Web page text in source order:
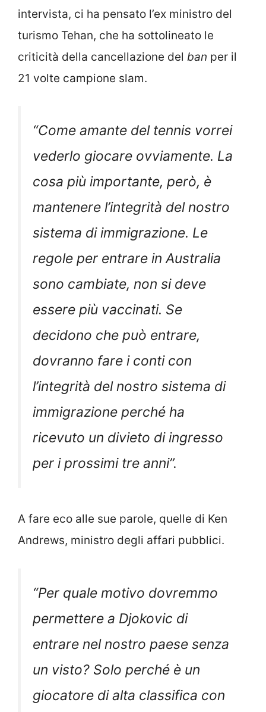
intervista, ci ha pensato l’ex ministro del
turismo Tehan, che ha sottolineato le
criticità della cancellazione del ban per il
21 volte campione slam.
“Come amante del tennis vorrei
vederlo giocare ovviamente. La
cosa più importante, però, è
mantenere l’integrità del nostro
sistema di immigrazione. Le
regole per entrare in Australia
sono cambiate, non si deve
essere più vaccinati. Se
decidono che può entrare,
dovranno fare i conti con
l’integrità del nostro sistema di
immigrazione perché ha
ricevuto un divieto di ingresso
per i prossimi tre anni”.
A fare eco alle sue parole, quelle di Ken
Andrews, ministro degli affari pubblici.
“Per quale motivo dovremmo
permettere a Djokovic di
entrare nel nostro paese senza
un visto? Solo perché è un
giocatore di alta classifica con